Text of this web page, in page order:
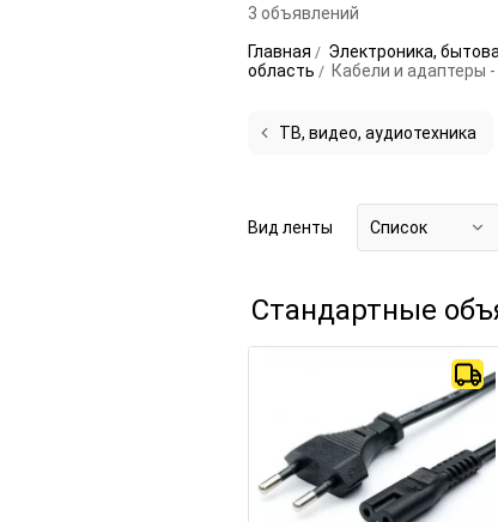
3 объявлений
Главная
Электроника,
область
Кабели и адаптеры
ТВ, видео, аудиотехника
Вид ленты Список
Стандартные